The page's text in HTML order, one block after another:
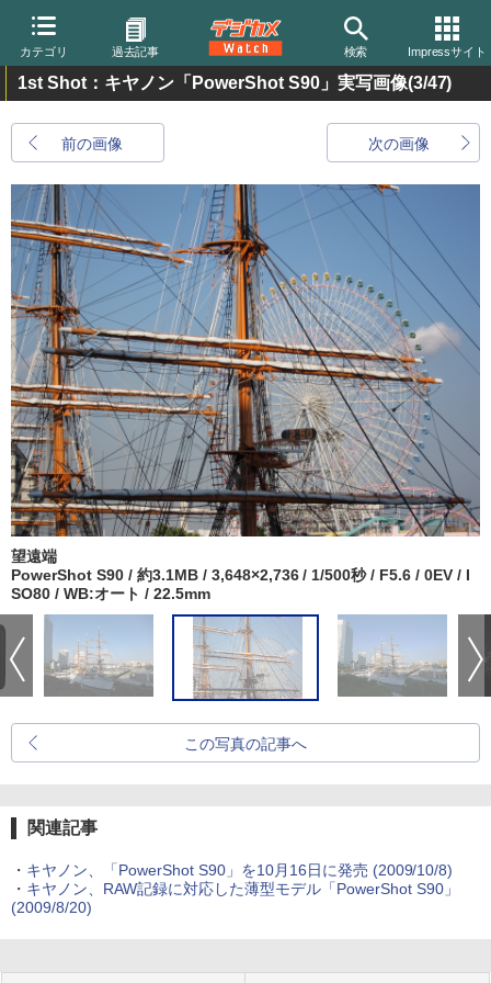
カテゴリ 過去記事 検索 Impressサイト
1st Shot：キヤノン「PowerShot S90」実写画像(3/47)
前の画像 次の画像
望遠端
PowerShot S90 / 約3.1MB / 3,648×2,736 / 1/500秒 / F5.6 / 0EV / I
SO80 / WB:オート / 22.5mm
この写真の記事へ
関連記事
・ キヤノン、「PowerShot S90」を10月16日に発売 (2009/10/8)
・ キヤノン、RAW記録に対応した薄型モデル「PowerShot S90」
(2009/8/20)